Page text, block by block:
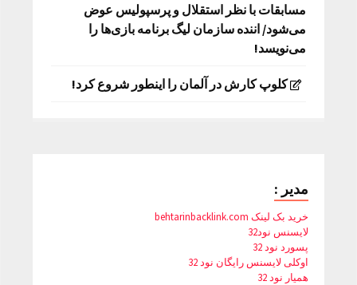
مسابقات با نظر استقلال و پرسپولیس عوض
می‌شود/ اننده سازمان لیگ برنامه بازی‌ها را
می‌نویسد!
کلوپ کارش در آلمان را اینطور شروع کرد!
مدیر :
خرید بک لینک behtarinbacklink.com
لایسنس نود32
پسورد نود 32
اوکلی لایسنس رایگان نود 32
همیار نود 32